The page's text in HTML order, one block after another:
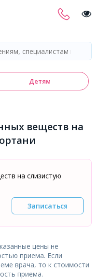
Детям
веществ на
на слизистую
Записаться
цены не
приема. Если
врача, то к стоимости
приема.